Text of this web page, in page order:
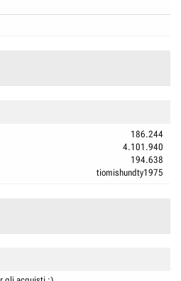
186.244
4.101.940
194.638
tiomishundty1975